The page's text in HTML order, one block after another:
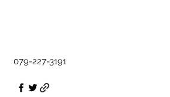
079-227-3191